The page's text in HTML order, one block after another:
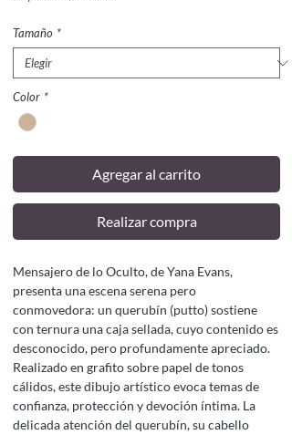
Tamaño *
Color *
Agregar al carrito
Realizar compra
Mensajero de lo Oculto, de Yana Evans,
presenta una escena serena pero
conmovedora: un querubín (putto) sostiene
con ternura una caja sellada, cuyo contenido es
desconocido, pero profundamente apreciado.
Realizado en grafito sobre papel de tonos
cálidos, este dibujo artístico evoca temas de
confianza, protección y devoción íntima. La
delicada atención del querubín, su cabello